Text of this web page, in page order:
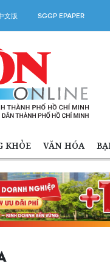
文版 SGGP EPAPER
KHỎE VĂN HÓA